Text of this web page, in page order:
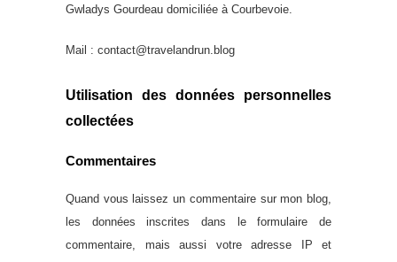
Gwladys Gourdeau domiciliée à Courbevoie.
Mail : contact@travelandrun.blog
Utilisation des données personnelles
collectées
Commentaires
Quand vous laissez un commentaire sur mon blog,
les données inscrites dans le formulaire de
commentaire, mais aussi votre adresse IP et